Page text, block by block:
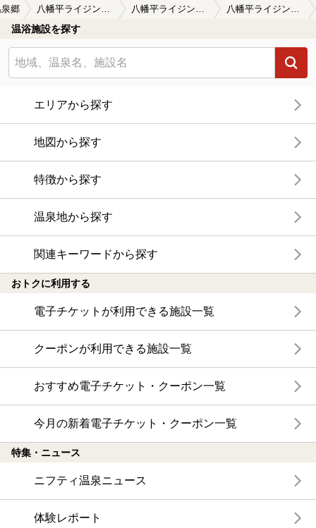
郷 八幡平ライジングサンホテル 八幡平ライジングサンホテルの口コミ一覧 八幡平ライジングサンホテルの口コミ やっぱり八幡平はいいです！
温浴施設を探す
エリアから探す
地図から探す
特徴から探す
温泉地から探す
関連キーワードから探す
おトクに利用する
電子チケットが利用できる施設一覧
クーポンが利用できる施設一覧
おすすめ電子チケット・クーポン一覧
今月の新着電子チケット・クーポン一覧
特集・ニュース
ニフティ温泉ニュース
体験レポート